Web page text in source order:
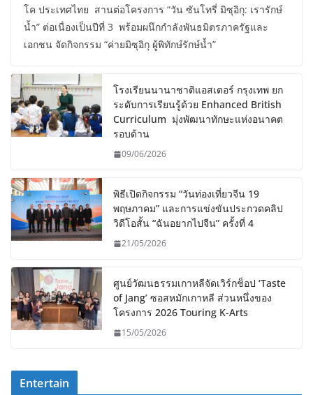
โค ประเทศไทย สานต่อโครงการ “วัน ซันโทรี่ มิซุอิกุ: เรารักษ์
น้ำ” ต่อเนื่องเป็นปีที่ 3 พร้อมผนึกกำลังพันธมิตรภาครัฐและ
เอกชน จัดกิจกรรม “ค่ายมิซุอิกุ ผู้พิทักษ์รักษ์น้ำ”
โรงเรียนนานาชาติแอสเตอร์ กรุงเทพ ยก
ระดับการเรียนรู้ด้วย Enhanced British
Curriculum มุ่งพัฒนาทักษะแห่งอนาคต
รอบด้าน
09/06/2026
พิธีเปิดกิจกรรม “วันท่องเที่ยวจีน 19
พฤษภาคม” และการแข่งขันประกวดคลิป
วิดีโอสั้น “ฉันอยากไปจีน” ครั้งที่ 4
21/05/2026
ศูนย์วัฒนธรรมเกาหลีจัดเวิร์กช็อป ‘Taste
of Jang’ ซอสหมักเกาหลี ส่วนหนึ่งของ
โครงการ 2026 Touring K-Arts
15/05/2026
Entertain